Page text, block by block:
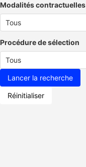
Modalités contractuelles
Procédure de sélection
Réinitialiser